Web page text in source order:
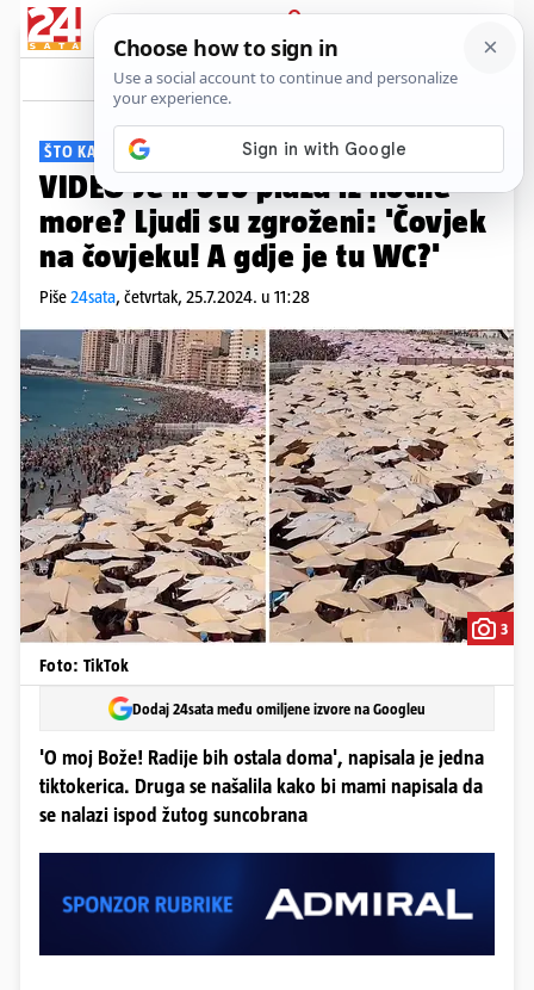
PRIJAVA
Viral Komentari
ŠTO KAŽETE?
VIDEO Je li ovo plaža iz noćne
more? Ljudi su zgroženi: 'Čovjek
na čovjeku! A gdje je tu WC?'
Piše24sata, četvrtak, 25.7.2024. u 11:28
3
Foto: TikTok
Dodaj 24sata među omiljene izvore na Googleu
'O moj Bože! Radije bih ostala doma', napisala je jedna
tiktokerica. Druga se našalila kako bi mami napisala da
se nalazi ispod žutog suncobrana